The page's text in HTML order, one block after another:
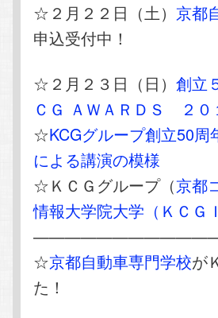
☆２月２２日（土） 京都
申込受付中！
☆２月２３日（日）創立
ＣＧ ＡＷＡＲＤＳ ２０
☆KCGグループ創立50
による講演の模様
☆ＫＣＧグループ（京都
情報大学院大学（ＫＣＧ
☆京都自動車専門学校が
た！